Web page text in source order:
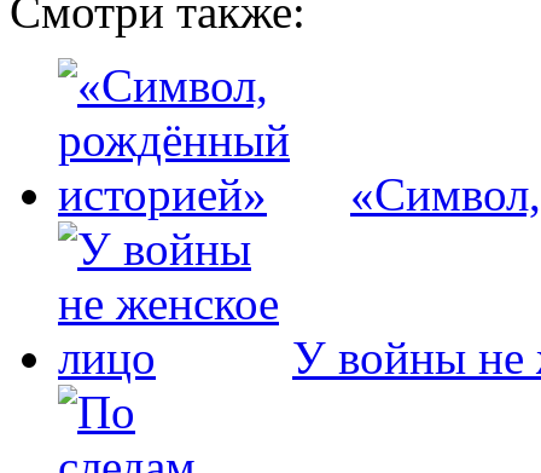
Смотри также:
У войны не